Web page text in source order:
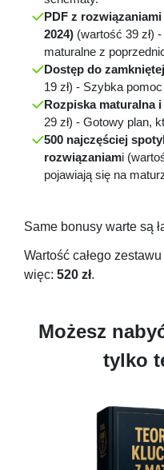
PDF z
2024) (wartość 39 zł) -
maturalne z
Dostęp do
19 zł) - Szybka
Rozpiska maturalna
29 zł) - Gotowy plan,
500 najczęściej
rozwiązaniami
pojawiają się na
Same bonusy warte są
Wartość całego
więc: 520 zł.
Możesz
tylko